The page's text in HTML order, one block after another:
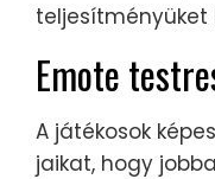
teljesítményüket
Emote
A játékosok
jaikat, hogy